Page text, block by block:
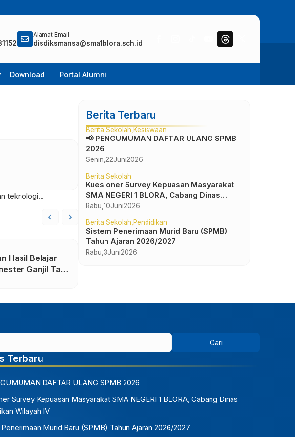
Alamat Email
disdiksmansa@sma1blora.sch.id
Download Portal Alumni
teknologi…
Hasil Belajar
Ganjil Tapel
17
Upacara & Lomba Peringatan Hari
Berita Terbaru
Berita Sekolah Kesiswaan
📢 PENGUMUMAN DAFTAR ULANG SPMB
2026
Senin, 22Juni2026
Berita Sekolah
Kuesioner Survey Kepuasan Masyarakat
SMA NEGERI 1 BLORA, Cabang Dinas
Pendidikan Wilayah IV
Rabu, 10Juni2026
Berita Sekolah Pendidikan
Sistem Penerimaan Murid Baru (SPMB)
Tahun Ajaran 2026/2027
Rabu, 3Juni2026
Terbaru
DAFTAR ULANG SPMB 2026
Survey Kepuasan Masyarakat SMA NEGERI 1 BLORA, Cabang Dinas
Wilayah IV
Murid Baru (SPMB) Tahun Ajaran 2026/2027